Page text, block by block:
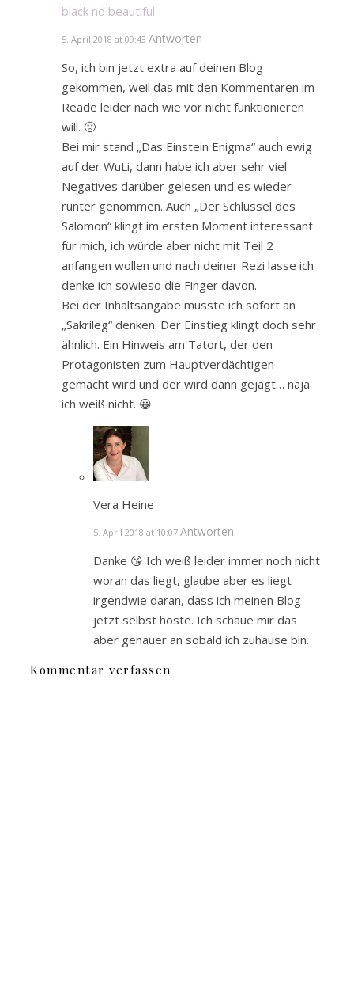
black nd beautiful
5. April 2018 at 09:43 Antworten
So, ich bin jetzt extra auf deinen Blog
gekommen, weil das mit den Kommentaren im
Reade leider nach wie vor nicht funktionieren
will. 🙁
Bei mir stand „Das Einstein Enigma“ auch ewig
auf der WuLi, dann habe ich aber sehr viel
Negatives darüber gelesen und es wieder
runter genommen. Auch „Der Schlüssel des
Salomon“ klingt im ersten Moment interessant
für mich, ich würde aber nicht mit Teil 2
anfangen wollen und nach deiner Rezi lasse ich
denke ich sowieso die Finger davon.
Bei der Inhaltsangabe musste ich sofort an
„Sakrileg“ denken. Der Einstieg klingt doch sehr
ähnlich. Ein Hinweis am Tatort, der den
Protagonisten zum Hauptverdächtigen
gemacht wird und der wird dann gejagt… naja
ich weiß nicht. 😀
Vera Heine
5. April 2018 at 10:07 Antworten
Danke 😘 Ich weiß leider immer noch nicht
woran das liegt, glaube aber es liegt
irgendwie daran, dass ich meinen Blog
jetzt selbst hoste. Ich schaue mir das
aber genauer an sobald ich zuhause bin.
Kommentar verfassen